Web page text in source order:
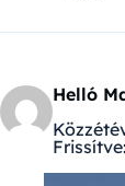
Helló
Frissítve: